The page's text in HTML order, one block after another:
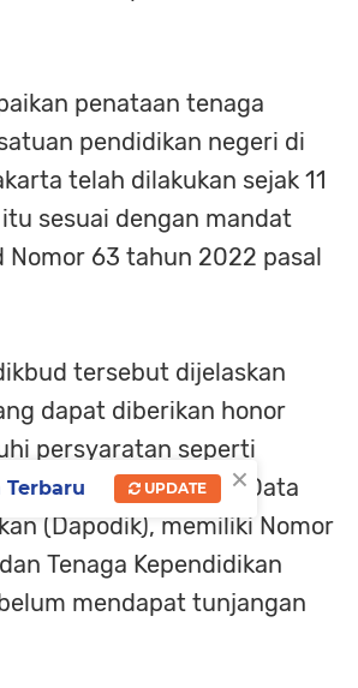
penataan tenaga
pendidikan negeri di
telah dilakukan sejak 11
sesuai dengan mandat
Nomor 63 tahun 2022 pasal
tersebut dijelaskan
dapat diberikan honor
persyaratan seperti
ASN, tercatat pada Data
(Dapodik), memiliki Nomor
Tenaga Kependidikan
mendapat tunjangan
×
Terbaru UPDATE